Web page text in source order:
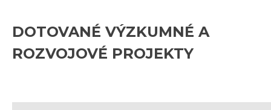
DOTOVANÉ VÝZKUMNÉ A
ROZVOJOVÉ PROJEKTY